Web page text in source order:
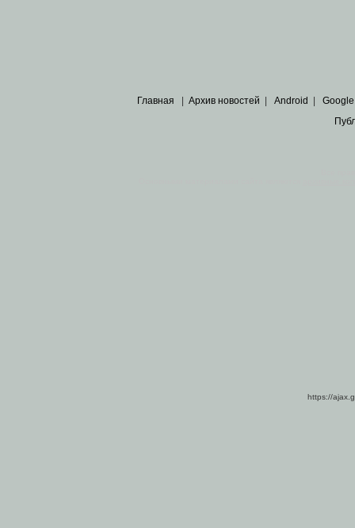
Главная Архив новостей Android Google
https://